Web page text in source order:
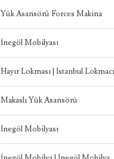
Yük Asansörü Forces Makina
İnegöl Mobilyası
Hayır Lokması | İstanbul Lokmacı
Makaslı Yük Asansörü
İnegöl Mobilyası